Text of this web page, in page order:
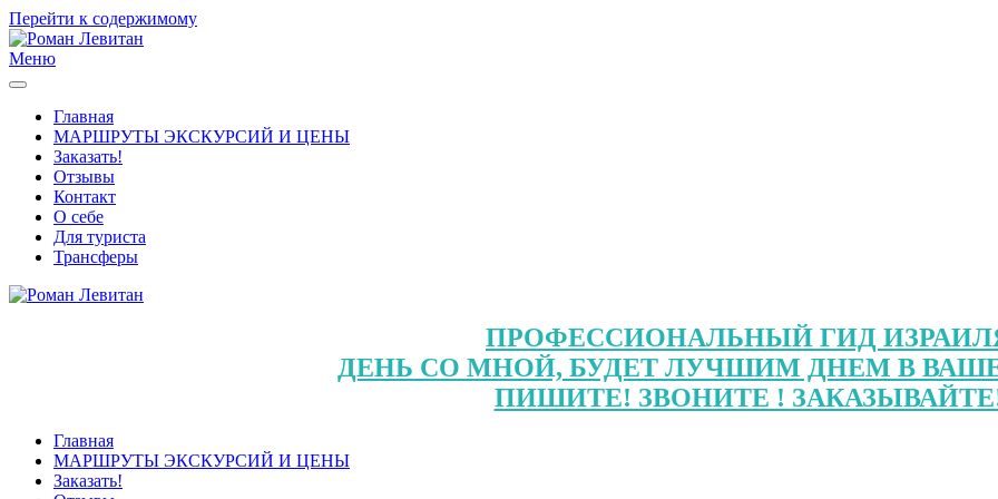
Перейти к содержимому
Меню
Главная
МАРШРУТЫ ЭКСКУРСИЙ И ЦЕНЫ
Заказать!
Отзывы
Контакт
О себе
Для туриста
Трансферы
ПРОФЕССИОНАЛЬНЫЙ ГИД
ДЕНЬ СО МНОЙ, БУДЕТ ЛУЧШИМ ДНЕМ В
ПИШИТЕ! ЗВОНИТЕ !
Главная
МАРШРУТЫ ЭКСКУРСИЙ И ЦЕНЫ
Заказать!